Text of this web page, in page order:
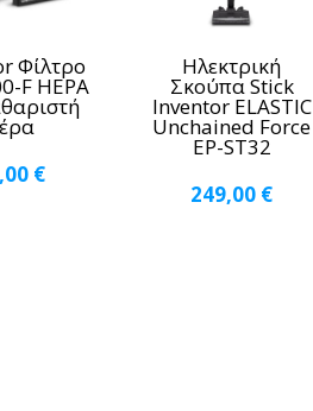
Φίλτρο
F HEPA
€
Ηλεκτρική
Σκούπα Stick
Inventor ELASTIC
Unchained Force
EP-ST32
249,00 €